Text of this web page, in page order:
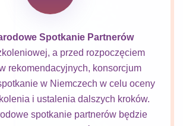
Spotkanie Partnerów
a przed rozpoczęciem
rekomendacyjnych, konsorcjum
w Niemczech w celu oceny
i ustalenia dalszych kroków.
spotkanie partnerów będzie